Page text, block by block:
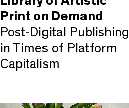
Print on Demand
Post-Digital Publishing
in Times of Platform
Capitalism